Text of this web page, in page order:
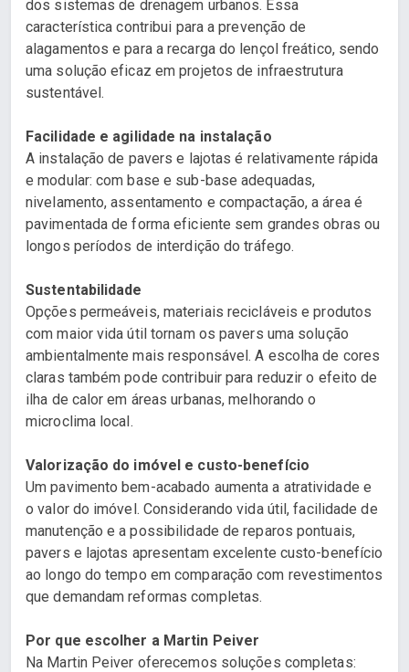
dos sistemas de drenagem urbanos. Essa
característica contribui para a prevenção de
alagamentos e para a recarga do lençol freático, sendo
uma solução eficaz em projetos de infraestrutura
sustentável.
Facilidade e agilidade na instalação
A instalação de pavers e lajotas é relativamente rápida
e modular: com base e sub-base adequadas,
nivelamento, assentamento e compactação, a área é
pavimentada de forma eficiente sem grandes obras ou
longos períodos de interdição do tráfego.
Sustentabilidade
Opções permeáveis, materiais recicláveis e produtos
com maior vida útil tornam os pavers uma solução
ambientalmente mais responsável. A escolha de cores
claras também pode contribuir para reduzir o efeito de
ilha de calor em áreas urbanas, melhorando o
microclima local.
Valorização do imóvel e custo-benefício
Um pavimento bem-acabado aumenta a atratividade e
o valor do imóvel. Considerando vida útil, facilidade de
manutenção e a possibilidade de reparos pontuais,
pavers e lajotas apresentam excelente custo-benefício
ao longo do tempo em comparação com revestimentos
que demandam reformas completas.
Por que escolher a Martin Peiver
Na Martin Peiver oferecemos soluções completas: